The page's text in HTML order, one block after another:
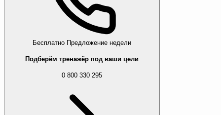
Бесплатно Предложение недели
Подберём тренажёр под ваши цели
0 800 330 295